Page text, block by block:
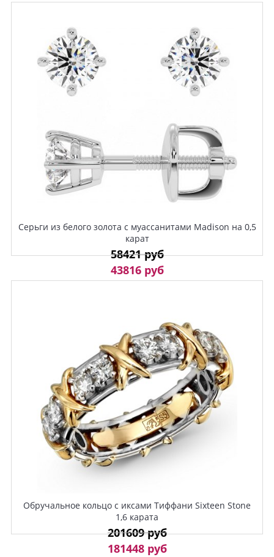
Серьги из белого золота с муассанитами Madison на 0,5
карат
58421 руб
43816 руб
Обручальное кольцо с иксами Тиффани Sixteen Stone
1,6 карата
201609 руб
181448 руб